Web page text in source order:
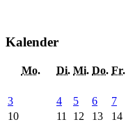
Kalender
Mo. Di. Mi. Do. Fr.
3
4 5 6 7
10
11 12 13 14